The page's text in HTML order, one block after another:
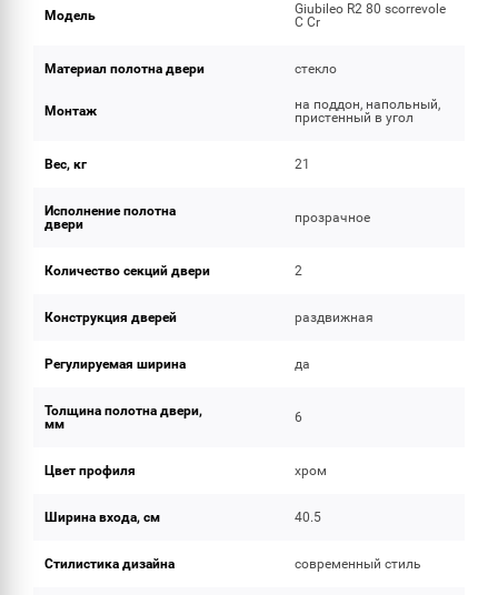
Модель
Giubileo R2 80 scorrevole
C Cr
Материал полотна двери стекло
Монтаж
на поддон, напольный,
пристенный в угол
Вес, кг 21
Исполнение полотна
двери
прозрачное
Количество секций двери 2
Конструкция дверей раздвижная
Регулируемая ширина да
Толщина полотна двери,
мм
6
Цвет профиля хром
Ширина входа, см 40.5
Стилистика дизайна современный стиль